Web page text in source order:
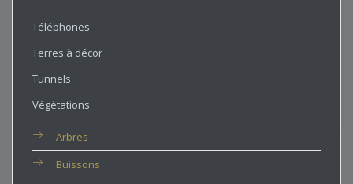
Téléphones
Terres à décor
Tunnels
Végétations
Arbres
Buissons